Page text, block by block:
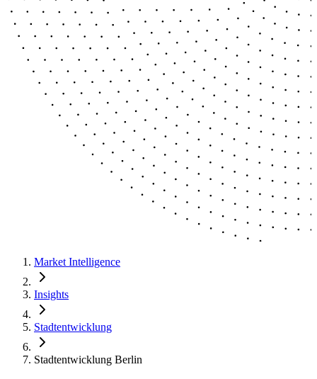
Market Intelligence
Insights
Stadtentwicklung
Stadtentwicklung Berlin